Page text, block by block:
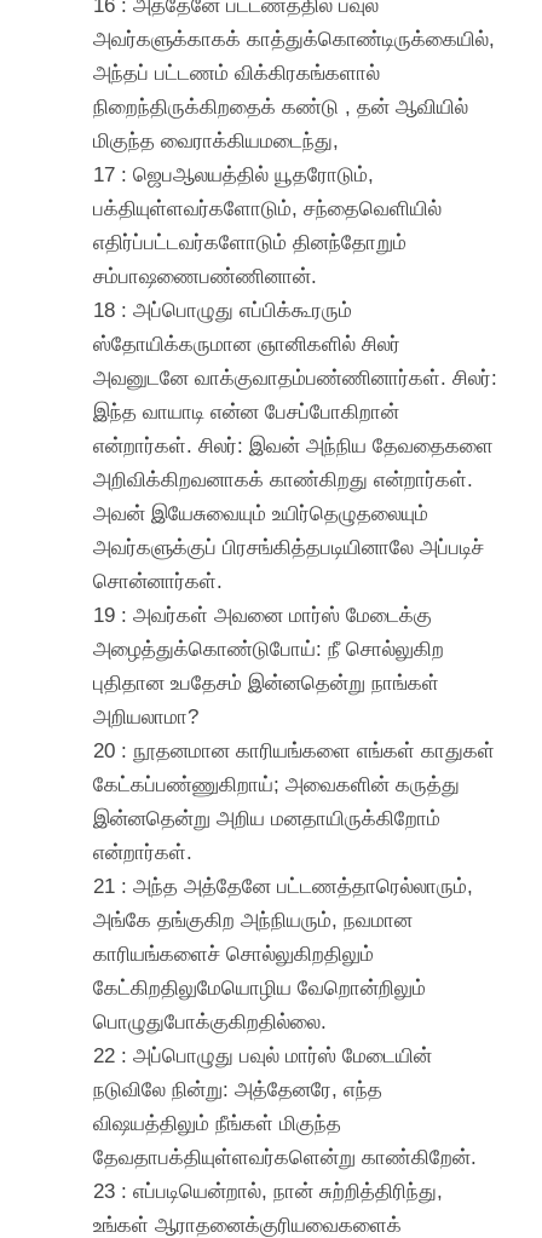
அவர்களுக்காகக் காத்துக்கொண்டிருக்கையில்,
அந்தப் பட்டணம் விக்கிரகங்களால்
நிறைந்திருக்கிறதைக் கண்டு , தன் ஆவியில்
மிகுந்த வைராக்கியமடைந்து,
17 : ஜெபஆலயத்தில் யூதரோடும்,
பக்தியுள்ளவர்களோடும், சந்தைவெளியில்
எதிர்ப்பட்டவர்களோடும் தினந்தோறும்
சம்பாஷணைபண்ணினான்.
18 : அப்பொழுது எப்பிக்கூரரும்
ஸ்தோயிக்கருமான ஞானிகளில் சிலர்
அவனுடனே வாக்குவாதம்பண்ணினார்கள். சிலர்:
இந்த வாயாடி என்ன பேசப்போகிறான்
என்றார்கள். சிலர்: இவன் அந்நிய தேவதைகளை
அறிவிக்கிறவனாகக் காண்கிறது என்றார்கள்.
அவன் இயேசுவையும் உயிர்தெழுதலையும்
அவர்களுக்குப் பிரசங்கித்தபடியினாலே அப்படிச்
சொன்னார்கள்.
19 : அவர்கள் அவனை மார்ஸ் மேடைக்கு
அழைத்துக்கொண்டுபோய்: நீ சொல்லுகிற
புதிதான உபதேசம் இன்னதென்று நாங்கள்
அறியலாமா?
20 : நூதனமான காரியங்களை எங்கள் காதுகள்
கேட்கப்பண்ணுகிறாய்; அவைகளின் கருத்து
இன்னதென்று அறிய மனதாயிருக்கிறோம்
என்றார்கள்.
21 : அந்த அத்தேனே பட்டணத்தாரெல்லாரும்,
அங்கே தங்குகிற அந்நியரும், நவமான
காரியங்களைச் சொல்லுகிறதிலும்
கேட்கிறதிலுமேயொழிய வேறொன்றிலும்
பொழுதுபோக்குகிறதில்லை.
22 : அப்பொழுது பவுல் மார்ஸ் மேடையின்
நடுவிலே நின்று: அத்தேனரே, எந்த
விஷயத்திலும் நீங்கள் மிகுந்த
தேவதாபக்தியுள்ளவர்களென்று காண்கிறேன்.
23 : எப்படியென்றால், நான் சுற்றித்திரிந்து,
உங்கள் ஆராதனைக்குரியவைகளைக்